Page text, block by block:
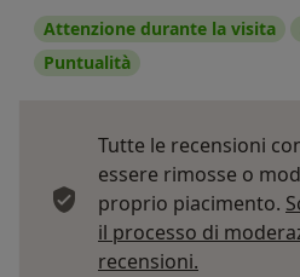
Attenzione durante la visita
Puntualità
Tutte le recensioni
essere rimosse o
proprio piacimento.
il processo di
recensioni.